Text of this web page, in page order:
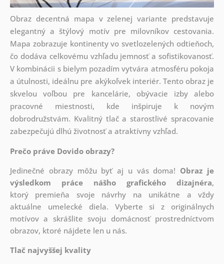
Obraz decentná mapa v zelenej variante predstavuje
elegantný a štýlový motív pre milovníkov cestovania.
Mapa zobrazuje kontinenty vo svetlozelených odtieňoch,
čo dodáva celkovému vzhľadu jemnosť a sofistikovanosť.
V kombinácii s bielym pozadím vytvára atmosféru pokoja
a útulnosti, ideálnu pre akýkoľvek interiér. Tento obraz je
skvelou voľbou pre kancelárie, obývacie izby alebo
pracovné miestnosti, kde inšpiruje k novým
dobrodružstvám. Kvalitný tlač a starostlivé spracovanie
zabezpečujú dlhú životnosť a atraktívny vzhľad.
Prečo práve Dovido obrazy?
Jedinečné obrazy môžu byť aj u vás doma! Obraz je
výsledkom práce nášho grafického dizajnéra,
ktorý premieňa svoje návrhy na unikátne a vždy
aktuálne umelecké diela. Vyberte si z originálnych
motívov a skrášlite svoju domácnosť prostredníctvom
obrazov, ktoré nájdete len u nás.
Tlač najvyššej kvality